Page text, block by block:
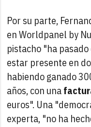
Por su parte,
en Worldpanel by
pistacho "ha
estar presente en
habiendo ganado
años, con una
euros". Una
experta, "no ha